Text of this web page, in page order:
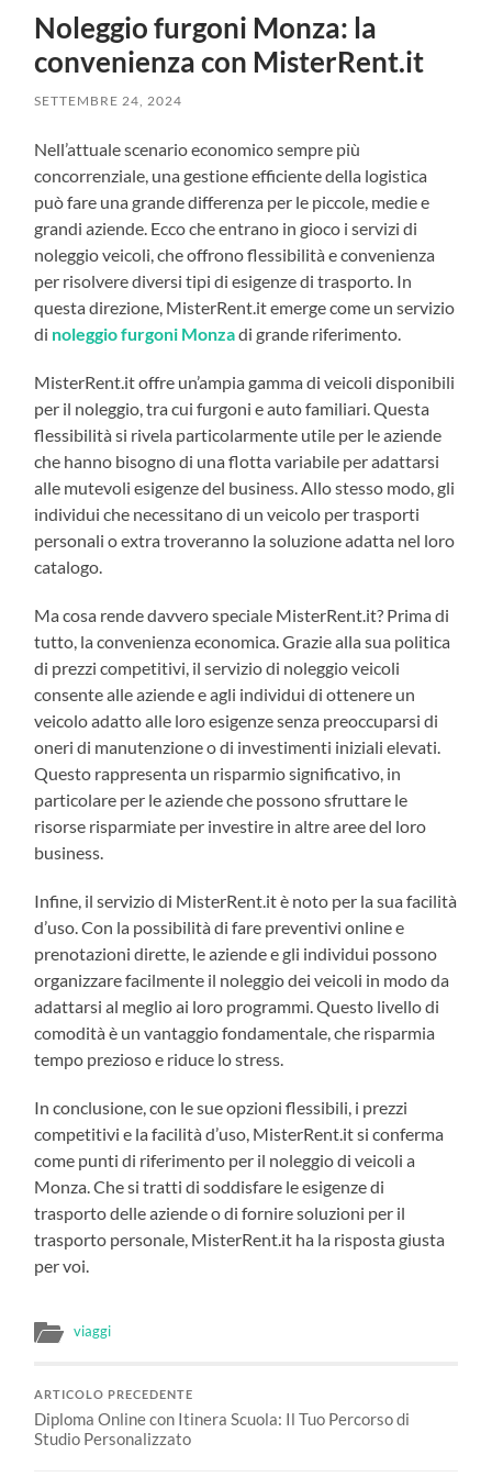
Noleggio furgoni Monza: la
convenienza con MisterRent.it
SETTEMBRE 24, 2024
Nell’attuale scenario economico sempre più
concorrenziale, una gestione efficiente della logistica
può fare una grande differenza per le piccole, medie e
grandi aziende. Ecco che entrano in gioco i servizi di
noleggio veicoli, che offrono flessibilità e convenienza
per risolvere diversi tipi di esigenze di trasporto. In
questa direzione, MisterRent.it emerge come un servizio
di noleggio furgoni Monzadi grande riferimento.
MisterRent.it offre un’ampia gamma di veicoli disponibili
per il noleggio, tra cui furgoni e auto familiari. Questa
flessibilità si rivela particolarmente utile per le aziende
che hanno bisogno di una flotta variabile per adattarsi
alle mutevoli esigenze del business. Allo stesso modo, gli
individui che necessitano di un veicolo per trasporti
personali o extra troveranno la soluzione adatta nel loro
catalogo.
Ma cosa rende davvero speciale MisterRent.it? Prima di
tutto, la convenienza economica. Grazie alla sua politica
di prezzi competitivi, il servizio di noleggio veicoli
consente alle aziende e agli individui di ottenere un
veicolo adatto alle loro esigenze senza preoccuparsi di
oneri di manutenzione o di investimenti iniziali elevati.
Questo rappresenta un risparmio significativo, in
particolare per le aziende che possono sfruttare le
risorse risparmiate per investire in altre aree del loro
business.
Infine, il servizio di MisterRent.it è noto per la sua facilità
d’uso. Con la possibilità di fare preventivi online e
prenotazioni dirette, le aziende e gli individui possono
organizzare facilmente il noleggio dei veicoli in modo da
adattarsi al meglio ai loro programmi. Questo livello di
comodità è un vantaggio fondamentale, che risparmia
tempo prezioso e riduce lo stress.
In conclusione, con le sue opzioni flessibili, i prezzi
competitivi e la facilità d’uso, MisterRent.it si conferma
come punti di riferimento per il noleggio di veicoli a
Monza. Che si tratti di soddisfare le esigenze di
trasporto delle aziende o di fornire soluzioni per il
trasporto personale, MisterRent.it ha la risposta giusta
per voi.
viaggi
ARTICOLO PRECEDENTE
Diploma Online con Itinera Scuola: Il Tuo Percorso di
Studio Personalizzato